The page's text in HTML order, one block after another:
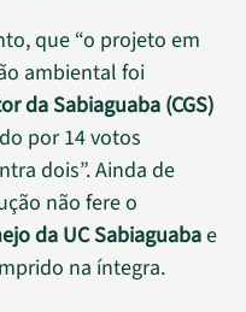
que “o projeto em
ambiental foi
da Sabiaguaba (CGS)
por 14 votos
dois”. Ainda de
não fere o
da UC Sabiaguabae
na íntegra.